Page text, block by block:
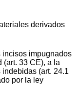
derivados
incisos impugnados
(art. 33 CE), a la
(art. 24.1
por la ley